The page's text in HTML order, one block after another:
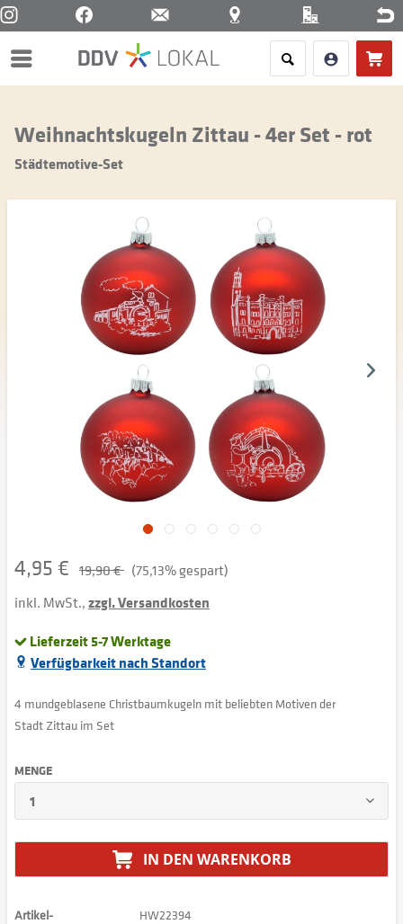
Menü
Weihnachtskugeln Zittau - 4er Set - rot
Städtemotive-Set
4,95 € 19,90 € (75,13% gespart)
inkl. MwSt.,zzgl. Versandkosten
Lieferzeit 5-7 Werktage
Verfügbarkeit nach Standort
4 mundgeblasene Christbaumkugeln mit beliebten Motiven der
Stadt Zittau im Set
MENGE
IN DEN WARENKORB
Artikel-
HW22394